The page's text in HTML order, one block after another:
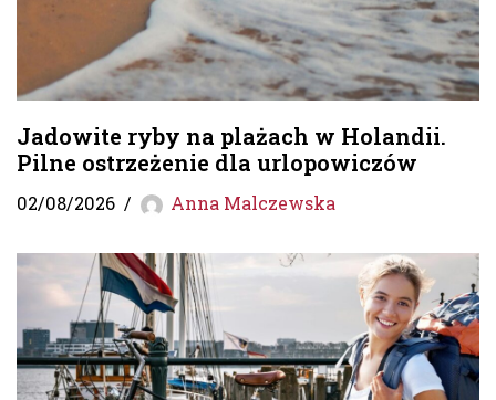
Jadowite ryby na plażach w Holandii.
Pilne ostrzeżenie dla urlopowiczów
02/08/2026 Anna Malczewska